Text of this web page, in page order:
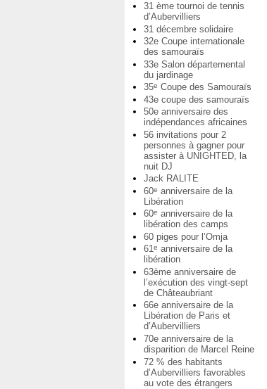
31 ème tournoi de tennis
d’Aubervilliers
31 décembre solidaire
32e Coupe internationale
des samouraïs
33e Salon départemental
du jardinage
35e Coupe des Samouraïs
43e coupe des samouraïs
50e anniversaire des
indépendances africaines
56 invitations pour 2
personnes à gagner pour
assister à UNIGHTED, la
nuit DJ
Jack RALITE
60e anniversaire de la
Libération
60e anniversaire de la
libération des camps
60 piges pour l’Omja
61e anniversaire de la
libération
63ème anniversaire de
l’exécution des vingt-sept
de Châteaubriant
66e anniversaire de la
Libération de Paris et
d’Aubervilliers
70e anniversaire de la
disparition de Marcel Reine
72 % des habitants
d’Aubervilliers favorables
au vote des étrangers